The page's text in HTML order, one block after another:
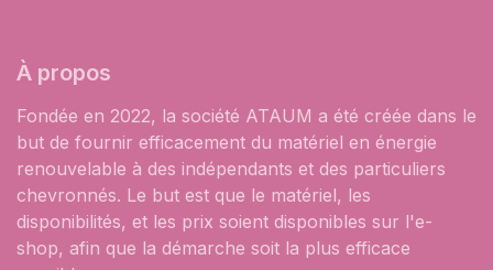
À propos
Fondée en 2022, la société ATAUM a été créée dans le
but de fournir efficacement du matériel en énergie
renouvelable à des indépendants et des particuliers
chevronnés. Le but est que le matériel, les
disponibilités, et les prix soient disponibles sur l'e-
shop, afin que la démarche soit la plus efficace